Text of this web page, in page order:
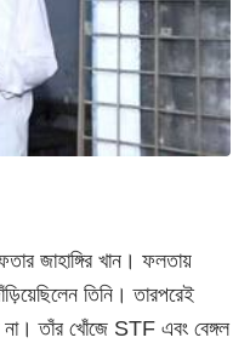
জাহাঙ্গির খান। ফলতায়
তিনি। তারপরেই
না। তাঁর খোঁজে STF এবং বেঙ্গল